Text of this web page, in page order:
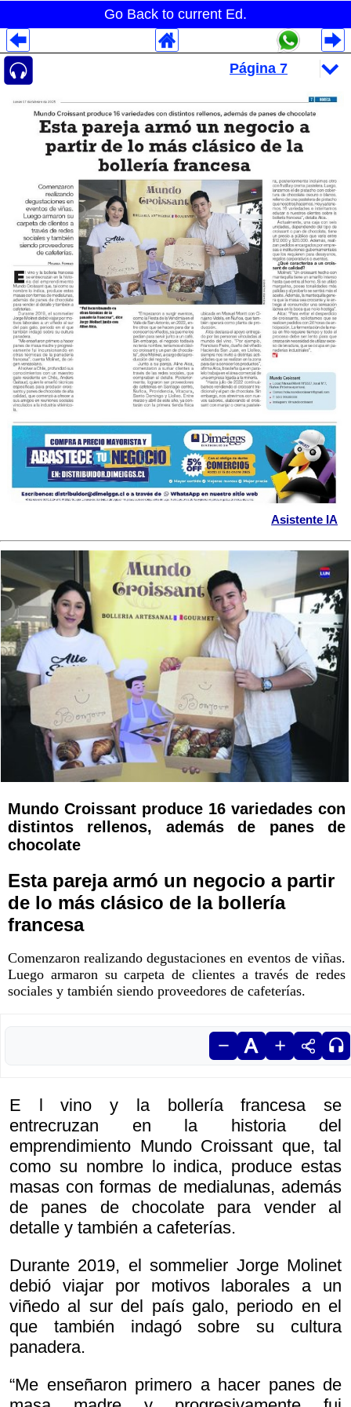
Go Back to current Ed.
Asistente IA
Mundo Croissant produce 16 variedades con
distintos rellenos, además de panes de
chocolate
Esta pareja armó un negocio a partir
de lo más clásico de la bollería
francesa
Comenzaron realizando degustaciones en eventos de viñas.
Luego armaron su carpeta de clientes a través de redes
sociales y también siendo proveedores de cafeterías.
E l vino y la bollería francesa se
entrecruzan en la historia del
emprendimiento Mundo Croissant que, tal
como su nombre lo indica, produce estas
masas con formas de medialunas, además
de panes de chocolate para vender al
detalle y también a cafeterías.
Durante 2019, el sommelier Jorge Molinet
debió viajar por motivos laborales a un
viñedo al sur del país galo, periodo en el
que también indagó sobre su cultura
panadera.
“Me enseñaron primero a hacer panes de
Despliegues Analytics
Despliegues por Rubros